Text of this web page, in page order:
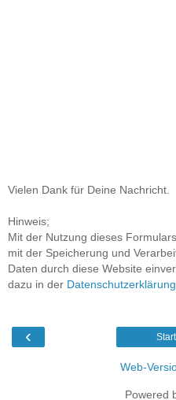
Vielen Dank für Deine Nachricht.
Hinweis;
Mit der Nutzung dieses
mit der Speicherung und
Daten durch diese Website
dazu in der Datenschutzerklärung
‹
Web-
Powered